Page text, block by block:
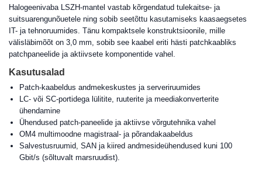
Halogeenivaba LSZH-mantel vastab kõrgendatud tulekaitse- ja
suitsuarengunõuetele ning sobib seetõttu kasutamiseks kaasaegsetes
IT- ja tehnoruumides. Tänu kompaktsele konstruktsioonile, mille
välisläbimõõt on 3,0 mm, sobib see kaabel eriti hästi patchkaabliks
patchpaneelide ja aktiivsete komponentide vahel.
Kasutusalad
Patch-kaabeldus andmekeskustes ja serveriruumides
LC- või SC-portidega lülitite, ruuterite ja meediakonverterite
ühendamine
Ühendused patch-paneelide ja aktiivse võrgutehnika vahel
OM4 multimoodne magistraal- ja põrandakaabeldus
Salvestusruumid, SAN ja kiired andmesideühendused kuni 100
Gbit/s (sõltuvalt marsruudist).